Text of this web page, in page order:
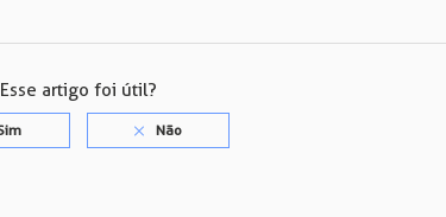
Esse artigo foi útil?